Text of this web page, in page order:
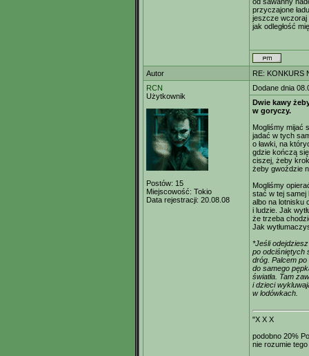
przyczajone
jeszcze wczoraj
jak odległość
Autor
RE: KONKURS
RCN
Użytkownik
Postów: 15
Miejscowość: Tokio
Data rejestracji: 20.08.08
Dodane dnia
Dwie kawy
w goryczy.
Mogliśmy mijać
jadać w tych
o ławki, na
gdzie kończą
ciszej, żeby
żeby gwoździe
Mogliśmy
stać w tej samej
albo na lotnisku
i ludzie. Jak
że trzeba
Jak
*Jeśli
po odciśniętych
dróg. Palcem po
do samego
światła. Tam
i dzieci
w lodówkach.
"X X X
podobno 20%
nie rozumie